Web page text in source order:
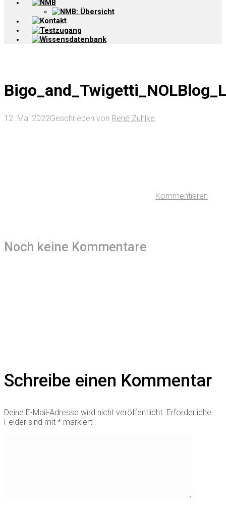
NMB
NMB: Übersicht
Kontakt
Testzugang
Wissensdatenbank
12. Mai 2022Geschrieben von René Zühlke
Kommentieren
Noch keine Kommentare
Schreibe einen Kommentar
Deine E-Mail-Adresse wird nicht veröffentlicht. Erforderliche
Felder sind mit * markiert